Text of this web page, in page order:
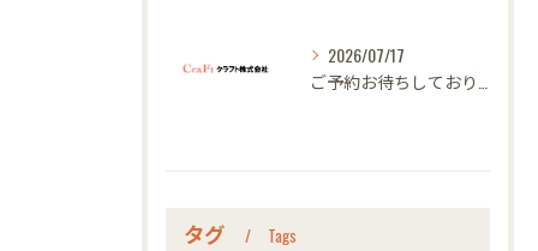
2026/07/17
タグ Tags